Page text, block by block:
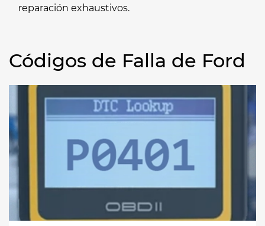
reparación exhaustivos.
Códigos de Falla de Ford